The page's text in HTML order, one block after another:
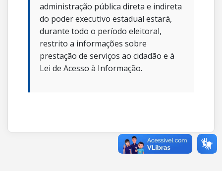
administração pública direta e indireta
do poder executivo estadual estará,
durante todo o período eleitoral,
restrito a informações sobre
prestação de serviços ao cidadão e à
Lei de Acesso à Informação.